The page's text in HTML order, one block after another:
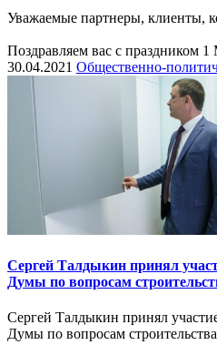
Уважаемые партнеры, клиенты,
Поздравляем вас с праздником 1
30.04.2021 Общественно-
Сергей Талдыкин принял
Думы по вопросам
Сергей Талдыкин принял
Думы по вопросам